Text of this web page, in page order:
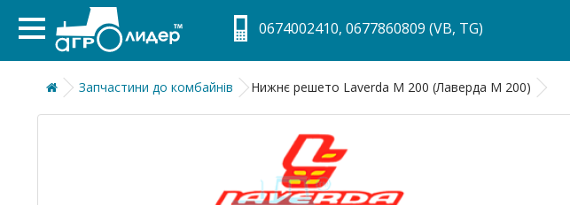
0674002410, 0677860809 (VB, TG)
Запчастини до комбайнів Нижнє решето Laverda M 200 (Лаверда М 200)